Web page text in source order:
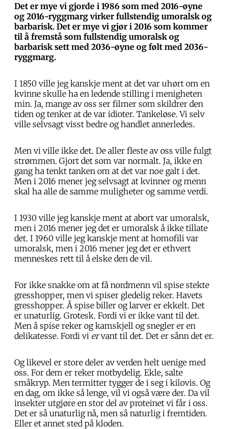
Det er mye vi gjorde i 1986 som med 2016-øyne
og 2016-ryggmarg virker fullstendig umoralsk og
barbarisk. Det er mye vi gjør i 2016 som kommer
til å fremstå som fullstendig umoralsk og
barbarisk sett med 2036-øyne og følt med 2036-
ryggmarg.
I 1850 ville jeg kanskje ment at det var uhørt om en
kvinne skulle ha en ledende stilling i menigheten
min. Ja, mange av oss ser filmer som skildrer den
tiden og tenker at de var idioter. Tankeløse. Vi selv
ville selvsagt visst bedre og handlet annerledes.
Men vi ville ikke det. De aller fleste av oss ville fulgt
strømmen. Gjort det som var normalt. Ja, ikke en
gang ha tenkt tanken om at det var noe galt i det.
Men i 2016 mener jeg selvsagt at kvinner og menn
skal ha alle de samme muligheter og samme verdi.
I 1930 ville jeg kanskje ment at abort var umoralsk,
men i 2016 mener jeg det er umoralsk å ikke tillate
det. I 1960 ville jeg kanskje ment at homofili var
umoralsk, men i 2016 mener jeg det er ethvert
menneskes rett til å elske den de vil.
For ikke snakke om at få nordmenn vil spise stekte
gresshopper, men vi spiser gledelig reker. Havets
gresshopper. Å spise biller og larver er ekkelt. Det
er unaturlig. Grotesk. Fordi vi er ikke vant til det.
Men å spise reker og kamskjell og snegler er en
delikatesse. Fordi vi ervant til det. Det er sånn det er.
Og likevel er store deler av verden helt uenige med
oss. For dem er reker motbydelig. Ekle, salte
småkryp. Men termitter tygger de i seg i kilovis. Og
en dag, om ikke så lenge, vil vi også være der. Da vil
insekter utgjøre en stor del av proteinet vi får i oss.
Det er så unaturlig nå, men så naturlig i fremtiden.
Eller et annet sted på kloden.